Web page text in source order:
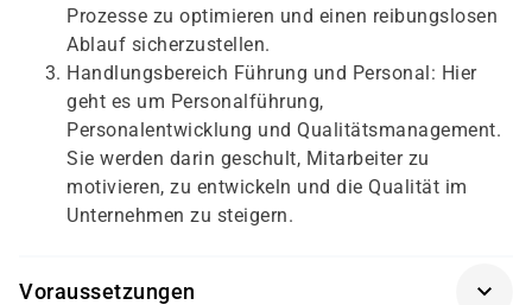
Prozesse zu optimieren und einen reibungslosen
Ablauf sicherzustellen.
Handlungsbereich Führung und Personal: Hier
geht es um Personalführung,
Personalentwicklung und Qualitätsmanagement.
Sie werden darin geschult, Mitarbeiter zu
motivieren, zu entwickeln und die Qualität im
Unternehmen zu steigern.
Voraussetzungen